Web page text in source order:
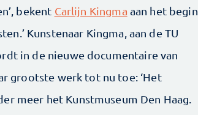
bekent Carlijn Kingma aan het begin
Kunstenaar Kingma, aan de TU
in de nieuwe documen­taire van
grootste werk tot nu toe: ‘Het
meer het Kunstmuseum Den Haag.